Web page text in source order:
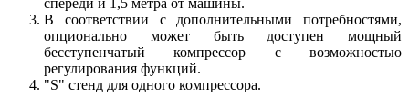
спереди и 1,5 метра от машины.
В соответствии с дополнительными потребностями,
опционально может быть доступен мощный
бесступенчатый компрессор с возможностью
регулирования функций.
"S" стенд для одного компрессора.